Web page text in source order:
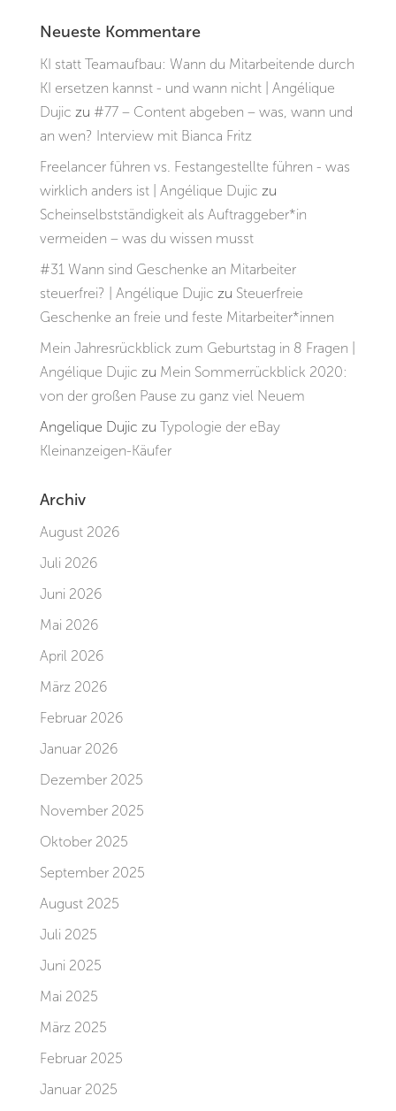
Neueste Kommentare
KI statt Teamaufbau: Wann du Mitarbeitende durch
KI ersetzen kannst - und wann nicht | Angélique
Dujic zu #77 – Content abgeben – was, wann und
an wen? Interview mit Bianca Fritz
Freelancer führen vs. Festangestellte führen - was
wirklich anders ist | Angélique Dujic zu
Scheinselbstständigkeit als Auftraggeber*in
vermeiden – was du wissen musst
#31 Wann sind Geschenke an Mitarbeiter
steuerfrei? | Angélique Dujic zu Steuerfreie
Geschenke an freie und feste Mitarbeiter*innen
Mein Jahresrückblick zum Geburtstag in 8 Fragen |
Angélique Dujic zu Mein Sommerrückblick 2020:
von der großen Pause zu ganz viel Neuem
Angelique Dujic zu Typologie der eBay
Kleinanzeigen-Käufer
Archiv
August 2026
Juli 2026
Juni 2026
Mai 2026
April 2026
März 2026
Februar 2026
Januar 2026
Dezember 2025
November 2025
Oktober 2025
September 2025
August 2025
Juli 2025
Juni 2025
Mai 2025
März 2025
Februar 2025
Januar 2025